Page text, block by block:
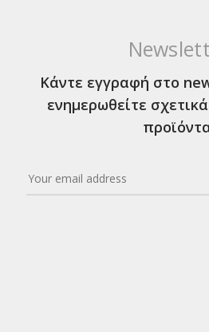
Κάντε εγγραφή στο
ενημερωθείτε